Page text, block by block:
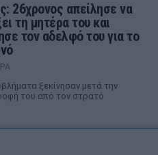
26χρονος απείλησε να
τη μητέρα του και
τον αδελφό του για το
ξεκίνησαν μετά την
του από τον στρατό